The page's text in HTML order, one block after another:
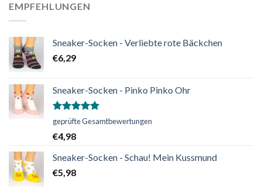
EMPFEHLUNGEN
Sneaker-Socken - Verliebte rote Bäckchen
€6,29
Sneaker-Socken - Pinko Pinko Ohr
Bewertet
von 5
geprüfte Gesamtbewertungen
€4,98
Sneaker-Socken - Schau! Mein Kussmund
€5,98